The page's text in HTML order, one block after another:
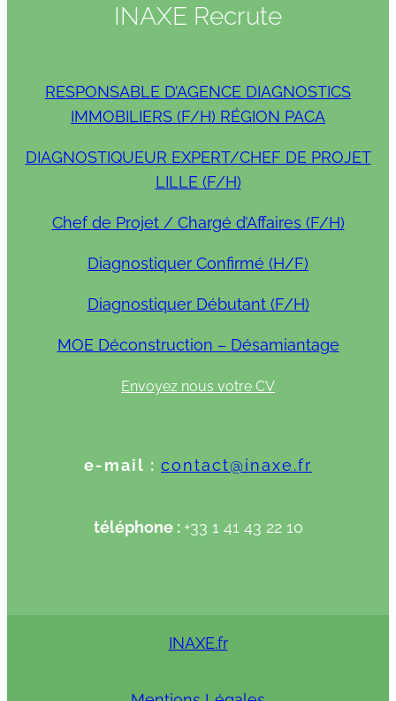
INAXE Recrute
RESPONSABLE D’AGENCE DIAGNOSTICS
IMMOBILIERS (F/H) RÉGION PACA
DIAGNOSTIQUEUR EXPERT/CHEF DE PROJET
LILLE (F/H)
Chef de Projet / Chargé d’Affaires (F/H)
Diagnostiquer Confirmé (H/F)
Diagnostiquer Débutant (F/H)
MOE Déconstruction – Désamiantage
Envoyez nous votre CV
e-mail : contact@inaxe.fr
téléphone : +33 1 41 43 22 10
INAXE.fr